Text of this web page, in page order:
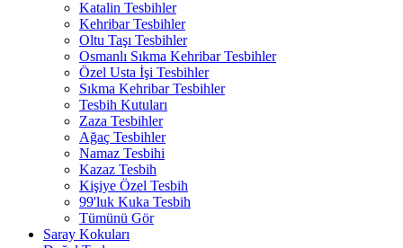
Katalin Tesbihler
Kehribar Tesbihler
Oltu Taşı Tesbihler
Osmanlı Sıkma Kehribar Tesbihler
Özel Usta İşi Tesbihler
Sıkma Kehribar Tesbihler
Tesbih Kutuları
Zaza Tesbihler
Ağaç Tesbihler
Namaz Tesbihi
Kazaz Tesbih
Kişiye Özel Tesbih
99'luk Kuka Tesbih
Tümünü Gör
Saray Kokuları